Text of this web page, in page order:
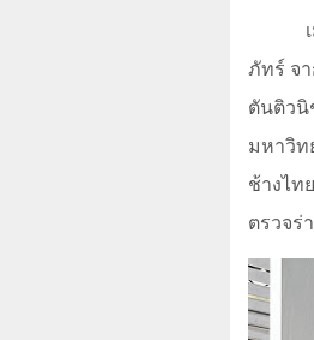
ภัทร์ จ
ตันติวนิ
มหาวิท
ช้างไท
ตรวจร่